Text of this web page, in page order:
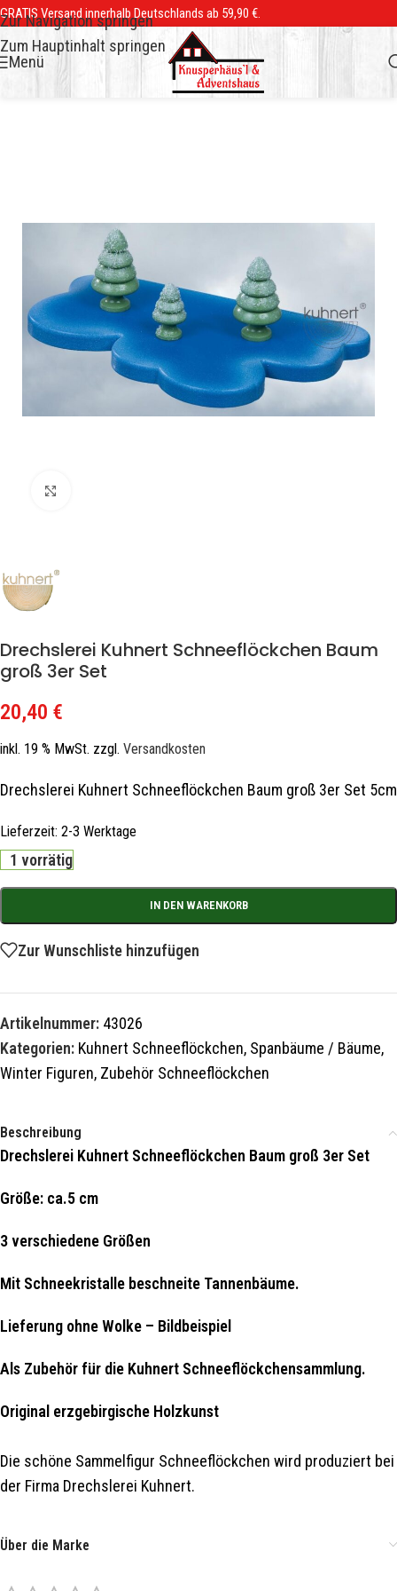
Zur Navigation springen
Zum Hauptinhalt springen
GRATIS Versand innerhalb Deutschlands ab 59,90 €.
Menü
Drechslerei Kuhnert Schneeflöckchen Baum
groß 3er Set
20,40 €
inkl. 19 % MwSt. zzgl. Versandkosten
Drechslerei Kuhnert Schneeflöckchen Baum groß 3er Set 5cm
Lieferzeit: 2-3 Werktage
1 vorrätig
IN DEN WARENKORB
Zur Wunschliste hinzufügen
Artikelnummer: 43026
Kategorien: Kuhnert Schneeflöckchen, Spanbäume / Bäume,
Winter Figuren, Zubehör Schneeflöckchen
Beschreibung
Drechslerei Kuhnert Schneeflöckchen Baum groß 3er Set
Größe: ca.5 cm
3 verschiedene Größen
Mit Schneekristalle beschneite Tannenbäume.
Lieferung ohne Wolke – Bildbeispiel
Als Zubehör für die Kuhnert Schneeflöckchensammlung.
Original erzgebirgische Holzkunst
Die schöne Sammelfigur Schneeflöckchen wird produziert bei
der Firma Drechslerei Kuhnert.
Über die Marke